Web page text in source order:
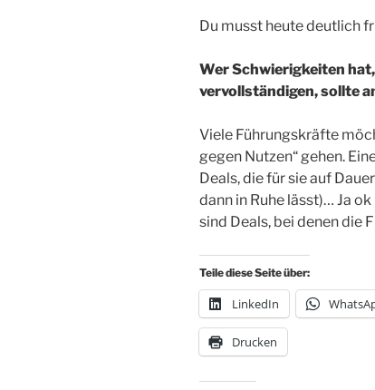
Du musst heute deutlich
Wer Schwierigkeiten
vervollständigen, sollte
Viele Führungskräfte
gegen Nutzen“ gehen.
Deals, die für sie auf
dann in Ruhe lässt)… Ja
sind Deals, bei denen die
Teile diese Seite über:
LinkedIn
Drucken